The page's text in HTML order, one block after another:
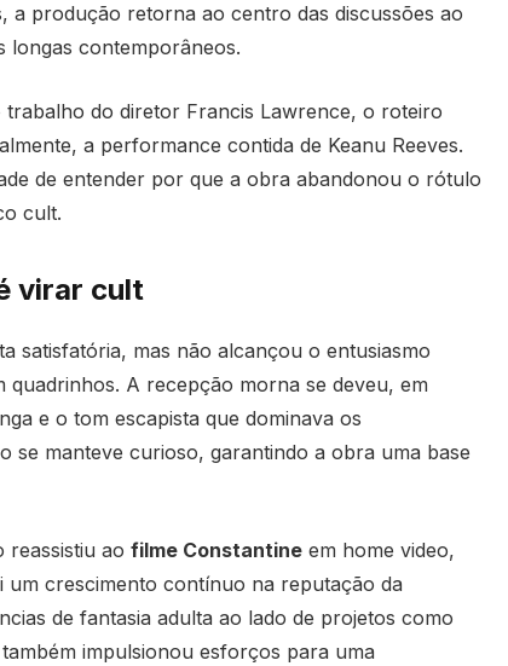
a produção retorna ao centro das discussões ao
longas contemporâneos.
do diretor Francis Lawrence, o roteiro
a performance contida de Keanu Reeves.
de entender por que a obra abandonou o rótulo
cult.
virar cult
satisfatória, mas não alcançou o entusiasmo
quadrinhos. A recepção morna se deveu, em
e o tom escapista que dominava os
se manteve curioso, garantindo a obra uma base
reassistiu ao filme Constantineem home video,
um crescimento contínuo na reputação da
de fantasia adulta ao lado de projetos como
impulsionou esforços para uma